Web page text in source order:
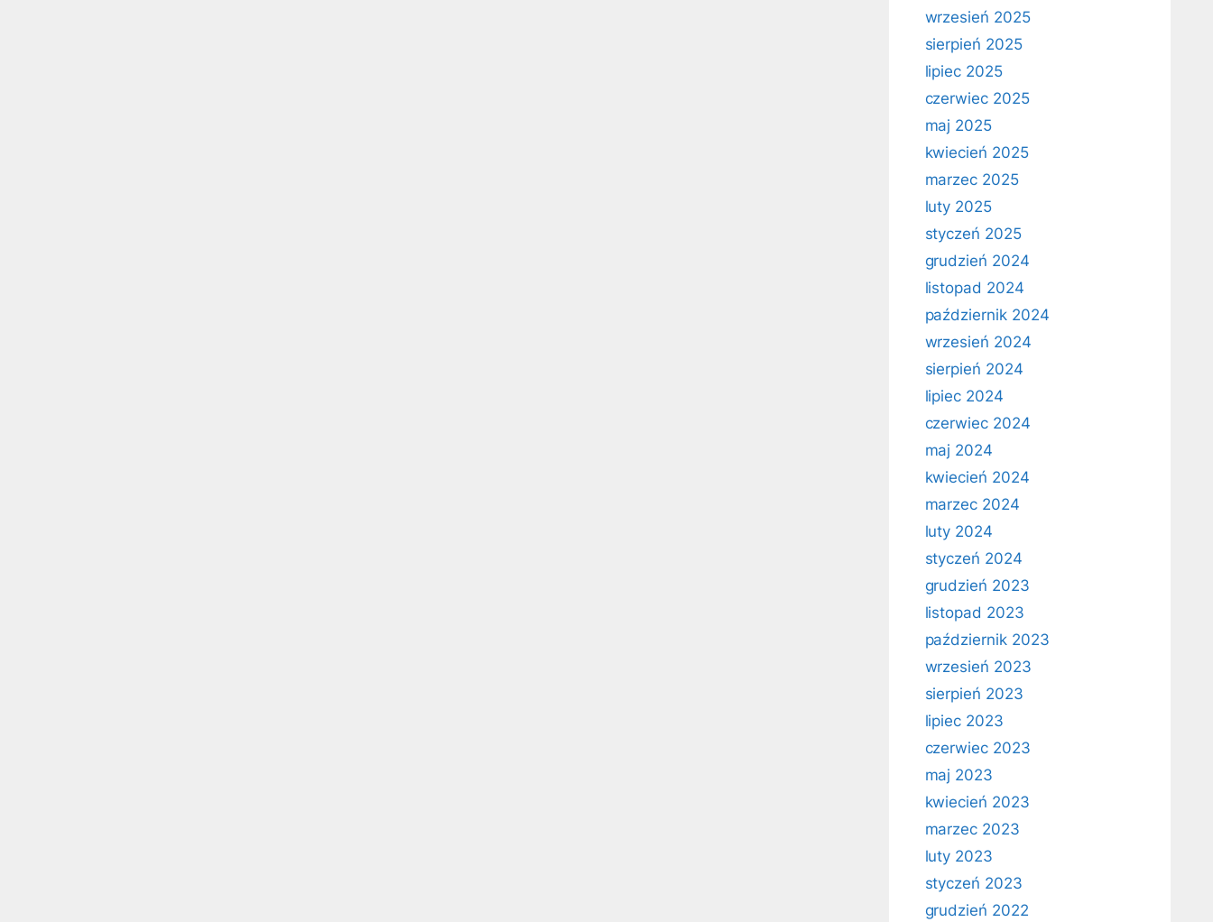
wrzesień 2025
sierpień 2025
lipiec 2025
czerwiec 2025
maj 2025
kwiecień 2025
marzec 2025
luty 2025
styczeń 2025
grudzień 2024
listopad 2024
październik 2024
wrzesień 2024
sierpień 2024
lipiec 2024
czerwiec 2024
maj 2024
kwiecień 2024
marzec 2024
luty 2024
styczeń 2024
grudzień 2023
listopad 2023
październik 2023
wrzesień 2023
sierpień 2023
lipiec 2023
czerwiec 2023
maj 2023
kwiecień 2023
marzec 2023
luty 2023
styczeń 2023
grudzień 2022